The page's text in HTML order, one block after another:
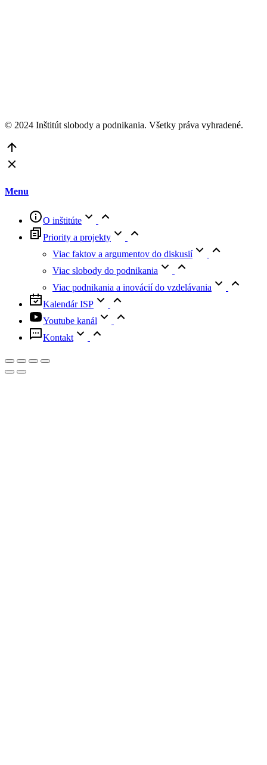
© 2024 Inštitút slobody a podnikania. Všetky práva vyhradené.
Menu
O inštitúte
Priority a projekty
Viac faktov a argumentov do diskusií
Viac slobody do podnikania
Viac podnikania a inovácií do vzdelávania
Kalendár ISP
Youtube kanál
Kontakt